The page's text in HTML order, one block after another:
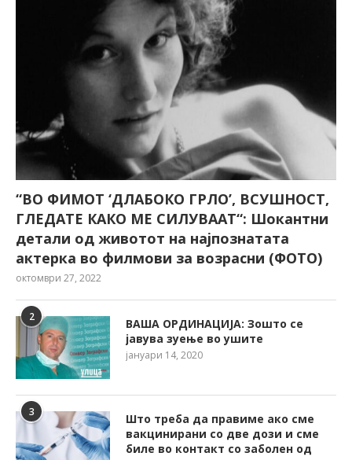
“ВО ФИМОТ ‘ДЛАБОКО ГРЛО’, ВСУШНОСТ,
ГЛЕДАТЕ КАКО МЕ СИЛУВААТ“: Шокантни
детали од животот на најпознатата
актерка во филмови за возрасни (ФОТО)
октомври 27, 2022
2
ВАША ОРДИНАЦИЈА: Зошто се
јавува зуење во ушите
јануари 14, 2020
3
Што треба да правиме ако сме
вакцинирани со две дози и сме
биле во контакт со заболен од